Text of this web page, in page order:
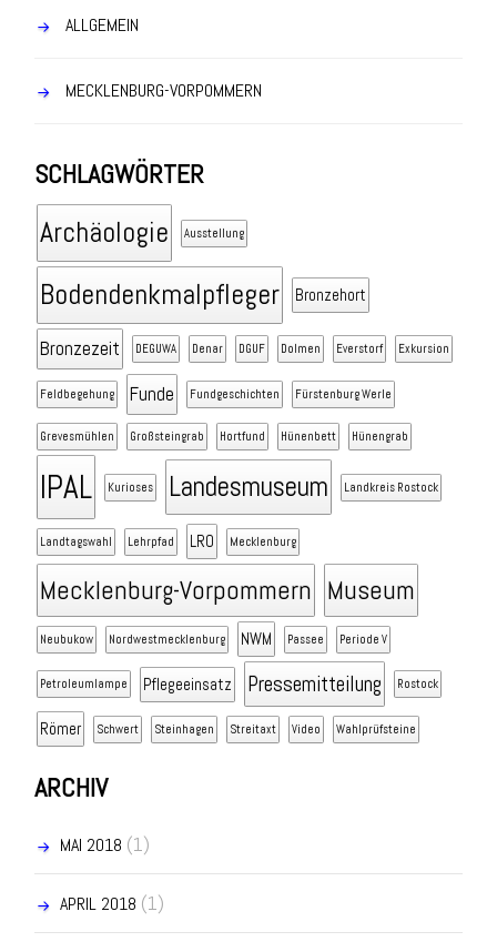
ALLGEMEIN
MECKLENBURG-VORPOMMERN
SCHLAGWÖRTER
Archäologie Ausstellung
Bodendenkmalpfleger Bronzehort
Bronzezeit DEGUWA Denar DGUF Dolmen Everstorf Exkursion
Feldbegehung Funde Fundgeschichten Fürstenburg Werle
Grevesmühlen Großsteingrab Hortfund Hünenbett Hünengrab
IPAL Kurioses Landesmuseum Landkreis Rostock
Landtagswahl Lehrpfad LRO Mecklenburg
Mecklenburg-Vorpommern Museum
Neubukow Nordwestmecklenburg NWM Passee Periode V
Petroleumlampe Pflegeeinsatz Pressemitteilung Rostock
Römer Schwert Steinhagen Streitaxt Video Wahlprüfsteine
ARCHIV
MAI 2018 (1)
APRIL 2018 (1)